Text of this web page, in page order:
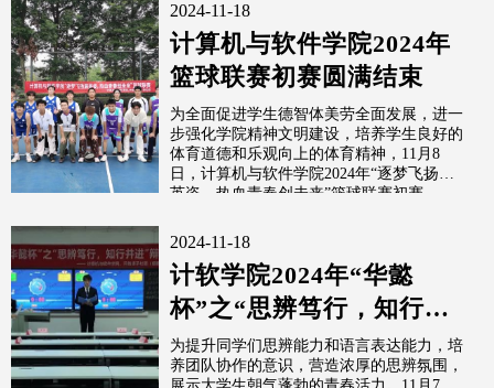
2024-11-18
计算机与软件学院2024年
篮球联赛初赛圆满结束
为全面促进学生德智体美劳全面发展，进一
步强化学院精神文明建设，培养学生良好的
体育道德和乐观向上的体育精神，11月8
日，计算机与软件学院2024年“逐梦飞扬展
英姿，热血青春创未来”篮球联赛初赛...
2024-11-18
计软学院2024年“华懿
杯”之“思辨笃行，知行并
进 ”辩论赛半决赛顺利开
展
为提升同学们思辨能力和语言表达能力，培
养团队协作的意识，营造浓厚的思辨氛围，